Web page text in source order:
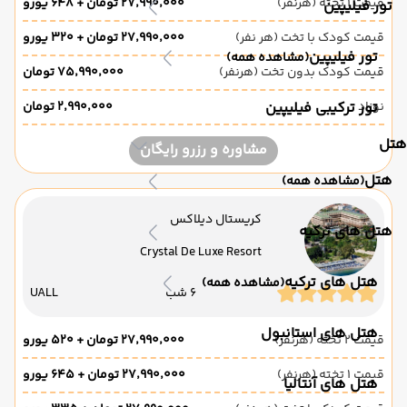
تور فیلیپین
تور فیلیپین(مشاهده همه)
تور ترکیبی فیلیپین
هتل
هتل(مشاهده همه)
هتل های ترکیه
هتل های ترکیه(مشاهده همه)
هتل های استانبول
هتل های آنتالیا
قیمت کودک با تخت (هر نفر)
۲۷٬۹۹۰٬۰۰۰ تومان + ۳۲۰ یورو
قیمت کودک بدون تخت (هرنفر)
۷۵٬۹۹۰٬۰۰۰ تومان
نوزاد
۲٬۹۹۰٬۰۰۰ تومان
مشاوره و رزرو رایگان
کریستال دیلاکس
Crystal De Luxe Resort
6 شب UALL
قیمت 2 تخته (هرنفر)
۲۷٬۹۹۰٬۰۰۰ تومان + ۵۲۰ یورو
قیمت 1 تخته (هرنفر)
۲۷٬۹۹۰٬۰۰۰ تومان + ۶۴۵ یورو